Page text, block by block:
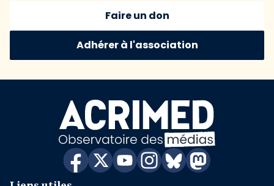
Faire un don
Adhérer à l'association